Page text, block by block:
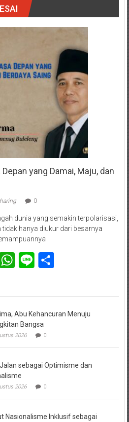
yang Damai, Maju, dan
0
dunia yang semakin terpolarisasi,
hanya diukur dari besarnya
WhatsApp
LineShare
Abu Kehancuran Menuju
Bangsa
2026 0
sebagai Optimisme dan
2026 0
Nasionalisme Inklusif sebagai